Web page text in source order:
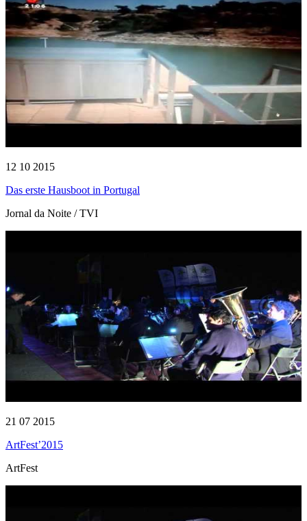
12 10 2015
Das erste Hausboot in Portugal
Jornal da Noite / TVI
21 07 2015
ArtFest’2015
ArtFest